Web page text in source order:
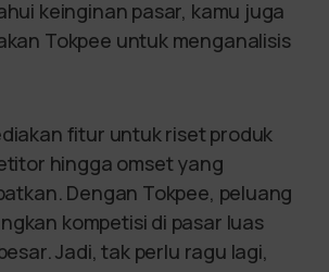
keinginan pasar, kamu juga
Tokpee untuk menganalisis
fitur untuk riset produk
hingga omset yang
Dengan Tokpee, peluang
kompetisi di pasar luas
Jadi, tak perlu ragu lagi,